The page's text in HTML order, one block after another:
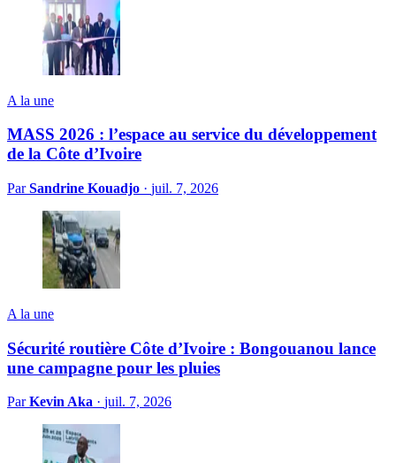
A la une
MASS 2026 : l’espace au service du développement
de la Côte d’Ivoire
ParSandrine Kouadjo · juil. 7, 2026
A la une
Sécurité routière Côte d’Ivoire : Bongouanou lance
une campagne pour les pluies
ParKevin Aka · juil. 7, 2026